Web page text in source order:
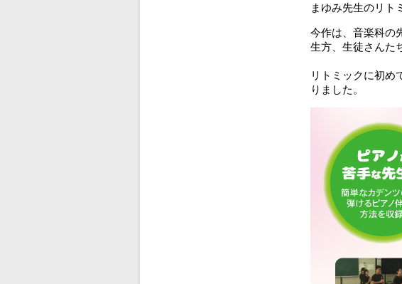
まゆみ先生のリト
今作は、音楽科の
生方、生徒さんた
リトミックに初め
りました。